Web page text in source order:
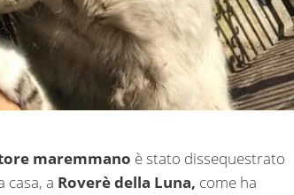
maremmano è stato dissequestrato
casa, a Roverè della Luna, come ha